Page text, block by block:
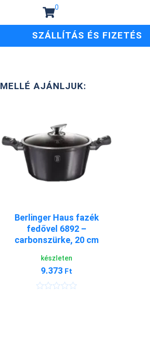
0
SZÁLLÍTÁS ÉS FIZETÉS
MELLÉ AJÁNLJUK:
Berlinger Haus fazék
fedővel 6892 –
carbonszürke, 20 cm
készleten
9.373 Ft